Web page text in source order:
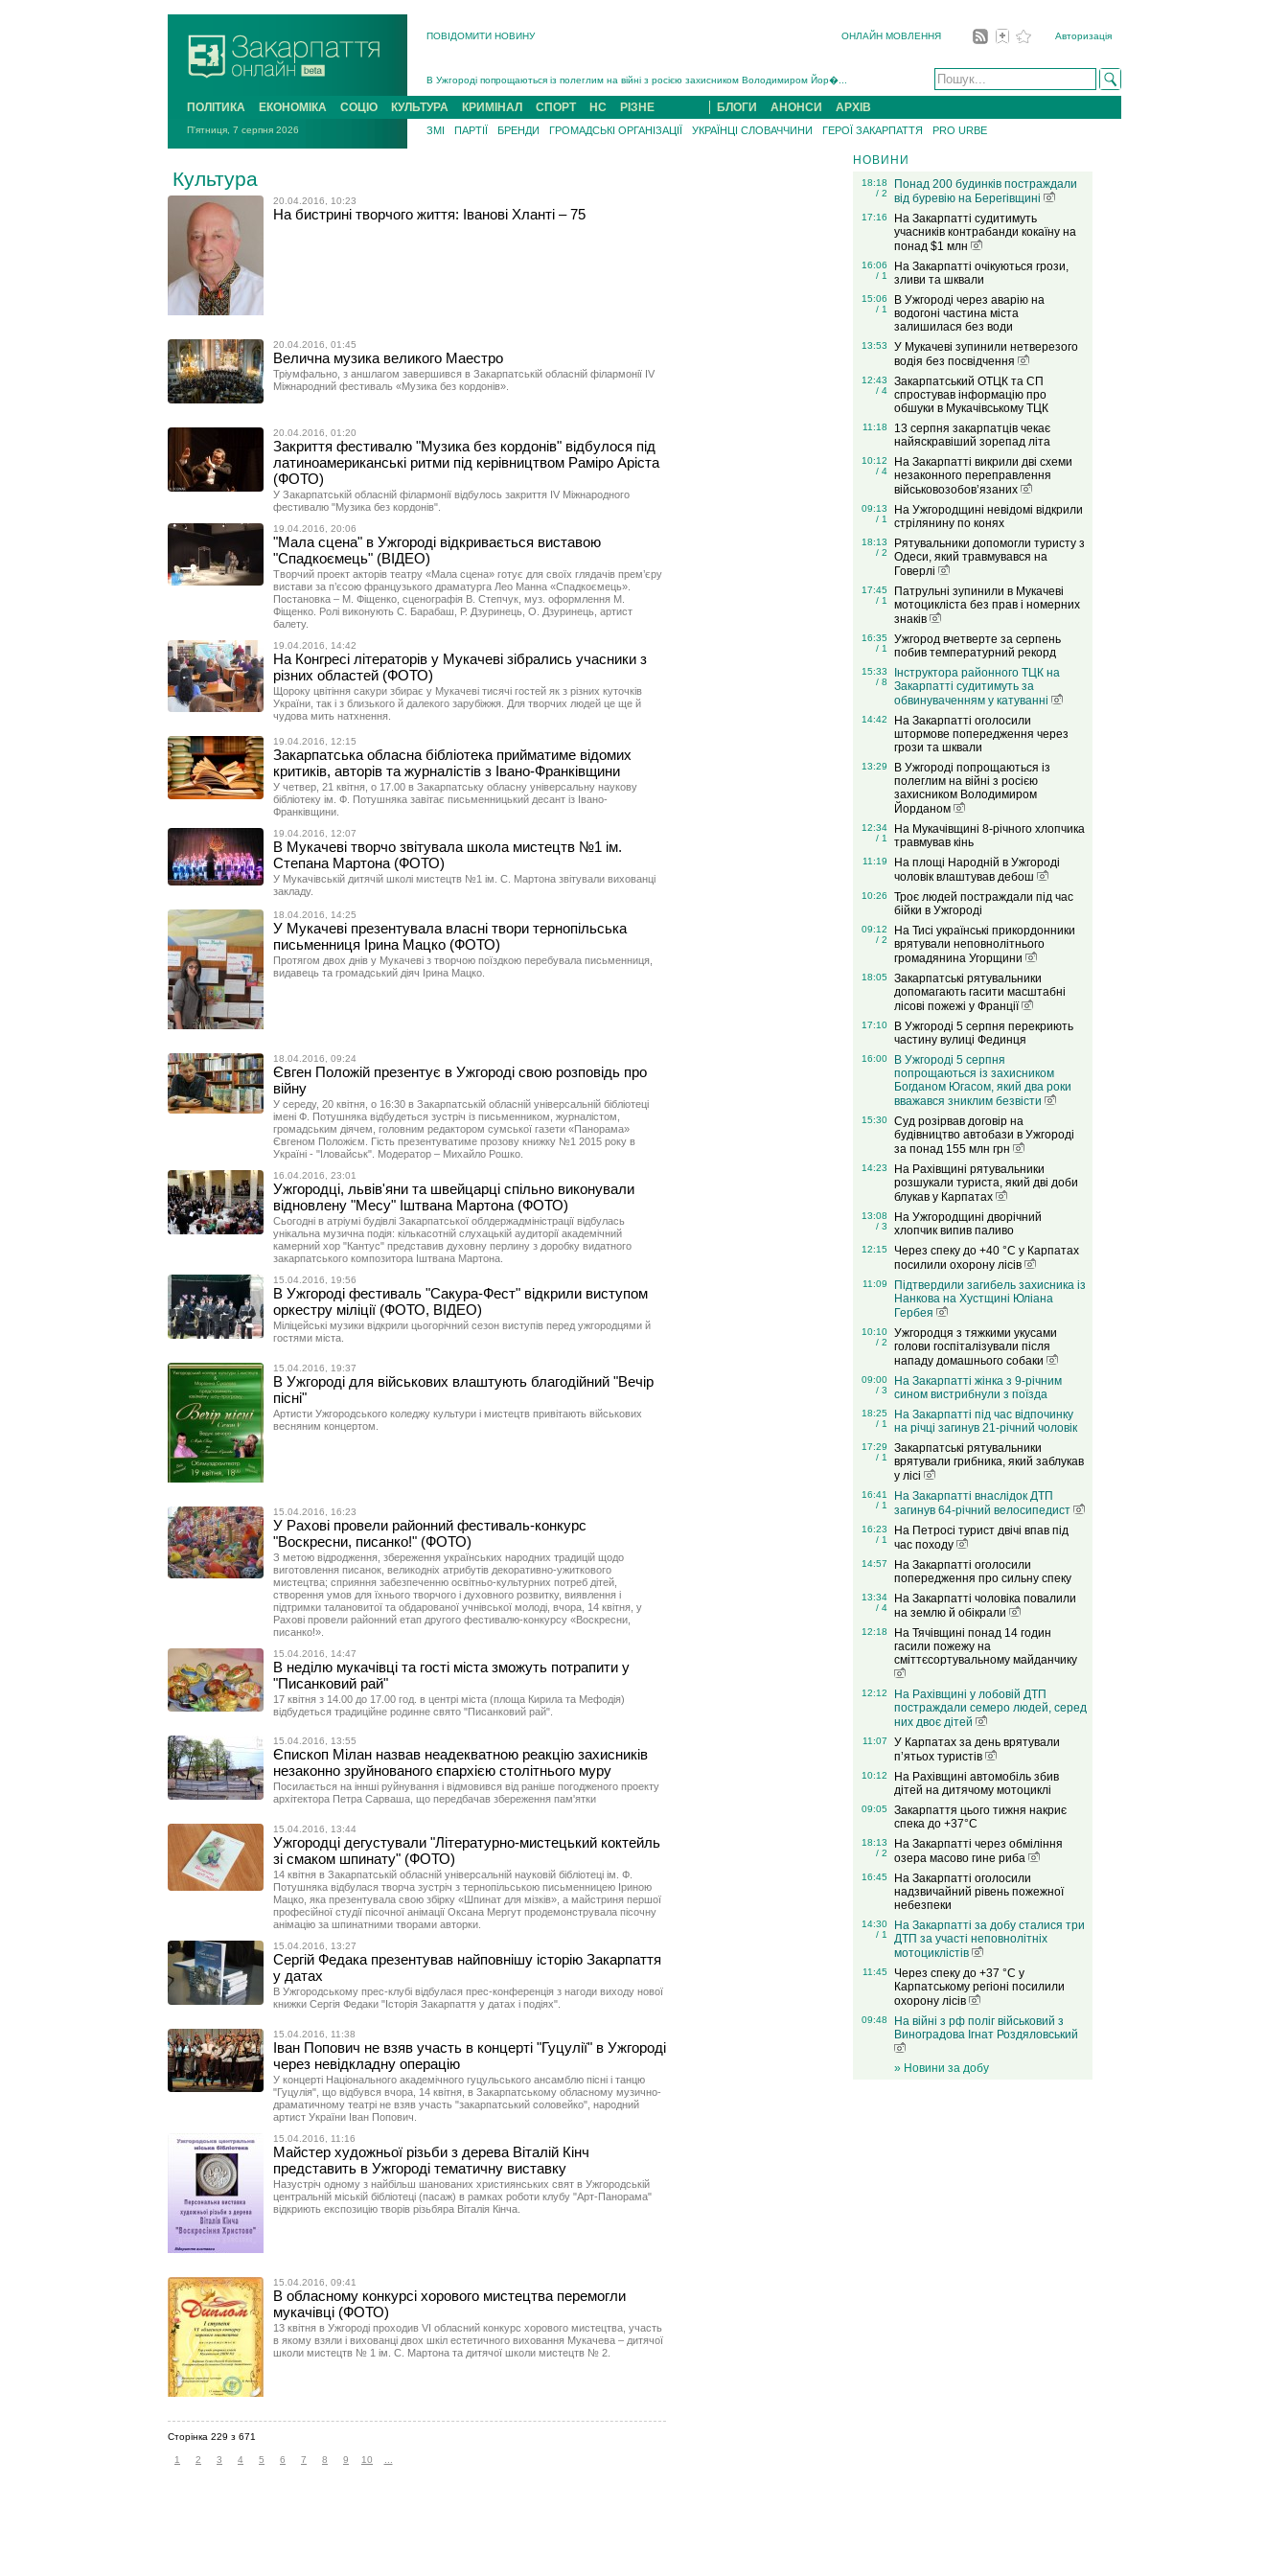
ПОВІДОМИТИ НОВИНУ ОНЛАЙН МОВЛЕННЯ Авторизація
В Ужгороді попрощаються із полеглим на війні з росією захисником Володимиром Йор�...
В Ужгороді 5 серпня попрощаються із захисником Богданом Югасом, який два роки �...
Підтвердили загибель захисника із Нанкова на Хустщині Юліана Гербея (ФОТО)[/gree...
На війні з рф поліг військовий з Виноградова Ігнат Роздяловський (ФОТО)...
ПОЛІТИКА ЕКОНОМІКА СОЦІО КУЛЬТУРА КРИМІНАЛ СПОРТ НС РІЗНЕ БЛОГИ АНОНСИ АРХІВ
П'ятниця, 7 серпня 2026 ЗМІ ПАРТІЇ БРЕНДИ ГРОМАДСЬКІ ОРГАНІЗАЦІЇ УКРАЇНЦІ СЛОВАЧЧИНИ ГЕРОЇ ЗАКАРПАТТЯ PRO URBE
Культура
20.04.2016, 10:23
На бистрині творчого життя: Іванові Хланті – 75
20.04.2016, 01:45
Велична музика великого Маестро
Тріумфально, з аншлагом завершився в Закарпатській обласній філармонії IV
Міжнародний фестиваль «Музика без кордонів».
20.04.2016, 01:20
Закриття фестивалю "Музика без кордонів" відбулося під
латиноамериканські ритми під керівництвом Раміро Аріста
(ФОТО)
У Закарпатській обласній філармонії відбулось закриття IV Міжнародного
фестивалю "Музика без кордонів".
19.04.2016, 20:06
"Мала сцена" в Ужгороді відкривається виставою
"Спадкоємець" (ВІДЕО)
Творчий проект акторів театру «Мала сцена» готує для своїх глядачів прем’єру
вистави за п’єсою французького драматурга Лео Манна «Спадкоємець».
Постановка – М. Фіщенко, сценографія В. Степчук, муз. оформлення М.
Фіщенко. Ролі виконують С. Барабаш, Р. Дзуринець, О. Дзуринець, артист
балету.
19.04.2016, 14:42
На Конгресі літераторів у Мукачеві зібрались учасники з
різних областей (ФОТО)
Щороку цвітіння сакури збирає у Мукачеві тисячі гостей як з різних куточків
України, так і з близького й далекого зарубіжжя. Для творчих людей це ще й
чудова мить натхнення.
19.04.2016, 12:15
Закарпатська обласна бібліотека прийматиме відомих
критиків, авторів та журналістів з Івано-Франківщини
У четвер, 21 квітня, о 17.00 в Закарпатську обласну універсальну наукову
бібліотеку ім. Ф. Потушняка завітає письменницький десант із Івано-
Франківщини.
19.04.2016, 12:07
В Мукачеві творчо звітувала школа мистецтв №1 ім.
Степана Мартона (ФОТО)
У Мукачівській дитячій школі мистецтв №1 ім. С. Мартона звітували вихованці
закладу.
18.04.2016, 14:25
У Мукачеві презентувала власні твори тернопільська
письменниця Ірина Мацко (ФОТО)
Протягом двох днів у Мукачеві з творчою поїздкою перебувала письменниця,
видавець та громадський діяч Ірина Мацко.
18.04.2016, 09:24
Євген Положій презентує в Ужгороді свою розповідь про
війну
У середу, 20 квітня, о 16:30 в Закарпатській обласній універсальній бібліотеці
імені Ф. Потушняка відбудеться зустріч із письменником, журналістом,
громадським діячем, головним редактором сумської газети «Панорама»
Євгеном Положієм. Гість презентуватиме прозову книжку №1 2015 року в
Україні - "Іловайськ". Модератор – Михайло Рошко.
16.04.2016, 23:01
Ужгородці, львів'яни та швейцарці спільно виконували
відновлену "Месу" Іштвана Мартона (ФОТО)
Сьогодні в атріумі будівлі Закарпатської облдержадміністрації відбулась
унікальна музична подія: кількасотній слухацькій аудиторії академічний
камерний хор "Кантус" представив духовну перлину з доробку видатного
закарпатського композитора Іштвана Мартона.
15.04.2016, 19:56
В Ужгороді фестиваль "Сакура-Фест" відкрили виступом
оркестру міліції (ФОТО, ВІДЕО)
Міліцейські музики відкрили цьогорічний сезон виступів перед ужгородцями й
гостями міста.
15.04.2016, 19:37
В Ужгороді для військових влаштують благодійний "Вечір
пісні"
Артисти Ужгородського коледжу культури і мистецтв привітають військових
весняним концертом.
15.04.2016, 16:23
У Рахові провели районний фестиваль-конкурс
"Воскресни, писанко!" (ФОТО)
З метою відродження, збереження українських народних традицій щодо
виготовлення писанок, великодніх атрибутів декоративно-ужиткового
мистецтва; сприяння забезпеченню освітньо-культурних потреб дітей,
створення умов для їхнього творчого і духовного розвитку, виявлення і
підтримки талановитої та обдарованої учнівської молоді, вчора, 14 квітня, у
Рахові провели районний етап другого фестивалю-конкурсу «Воскресни,
писанко!».
15.04.2016, 14:47
В неділю мукачівці та гості міста зможуть потрапити у
"Писанковий рай"
17 квітня з 14.00 до 17.00 год. в центрі міста (площа Кирила та Мефодія)
відбудеться традиційне родинне свято "Писанковий рай".
15.04.2016, 13:55
Єпископ Мілан назвав неадекватною реакцію захисників
незаконно зруйнованого єпархією столітнього муру
Посилається на іннші руйнування і відмовився від раніше погодженого проекту
архітектора Петра Сарваша, що передбачав збереження пам'ятки
15.04.2016, 13:44
Ужгородці дегустували "Літературно-мистецький коктейль
зі смаком шпинату" (ФОТО)
14 квітня в Закарпатській обласній універсальній науковій бібліотеці ім. Ф.
Потушняка відбулася творча зустріч з тернопільською письменницею Іриною
Мацко, яка презентувала свою збірку «Шпинат для мізків», а майстриня першої
професійної студії пісочної анімації Оксана Мергут продемонструвала пісочну
анімацію за шпинатними творами авторки.
15.04.2016, 13:27
Сергій Федака презентував найповнішу історію Закарпаття
у датах
В Ужгородському прес-клубі відбулася прес-конференція з нагоди виходу нової
книжки Сергія Федаки "Історія Закарпаття у датах і подіях".
15.04.2016, 11:38
Іван Попович не взяв участь в концерті "Гуцулії" в Ужгороді
через невідкладну операцію
У концерті Національного академічного гуцульського ансамблю пісні і танцю
"Гуцулія", що відбувся вчора, 14 квітня, в Закарпатському обласному музично-
драматичному театрі не взяв участь "закарпатський соловейко", народний
артист України Іван Попович.
15.04.2016, 11:16
Майстер художньої різьби з дерева Віталій Кінч
представить в Ужгороді тематичну виставку
Назустріч одному з найбільш шанованих християнських свят в Ужгородській
центральній міській бібліотеці (пасаж) в рамках роботи клубу "Арт-Панорама"
відкриють експозицію творів різьбяра Віталія Кінча.
15.04.2016, 09:41
В обласному конкурсі хорового мистецтва перемогли
мукачівці (ФОТО)
13 квітня в Ужгороді проходив VI обласний конкурс хорового мистецтва, участь
в якому взяли і вихованці двох шкіл естетичного виховання Мукачева – дитячої
школи мистецтв № 1 ім. С. Мартона та дитячої школи мистецтв № 2.
Сторінка 229 з 671
1 2 3 4 5 6 7 8 9 10
НОВИНИ
18:18
/ 2
Понад 200 будинків постраждали
від буревію на Берегівщині
17:16
На Закарпатті судитимуть
учасників контрабанди кокаїну на
понад $1 млн
16:06
/ 1
На Закарпатті очікуються грози,
зливи та шквали
15:06
/ 1
В Ужгороді через аварію на
водогоні частина міста
залишилася без води
13:53
У Мукачеві зупинили нетверезого
водія без посвідчення
12:43
/ 4
Закарпатський ОТЦК та СП
спростував інформацію про
обшуки в Мукачівському ТЦК
11:18
13 серпня закарпатців чекає
найяскравіший зорепад літа
10:12
/ 4
На Закарпатті викрили дві схеми
незаконного переправлення
військовозобов’язаних
09:13
/ 1
На Ужгородщині невідомі відкрили
стрілянину по конях
18:13
/ 2
Рятувальники допомогли туристу з
Одеси, який травмувався на
Говерлі
17:45
/ 1
Патрульні зупинили в Мукачеві
мотоцикліста без прав і номерних
знаків
16:35
/ 1
Ужгород вчетверте за серпень
побив температурний рекорд
15:33
/ 8
Інструктора районного ТЦК на
Закарпатті судитимуть за
обвинуваченням у катуванні
14:42
На Закарпатті оголосили
штормове попередження через
грози та шквали
13:29
В Ужгороді попрощаються із
полеглим на війні з росією
захисником Володимиром
Йорданом
12:34
/ 1
На Мукачівщині 8-річного хлопчика
травмував кінь
11:19
На площі Народній в Ужгороді
чоловік влаштував дебош
10:26
Троє людей постраждали під час
бійки в Ужгороді
09:12
/ 2
На Тисі українські прикордонники
врятували неповнолітнього
громадянина Угорщини
18:05
Закарпатські рятувальники
допомагають гасити масштабні
лісові пожежі у Франції
17:10
В Ужгороді 5 серпня перекриють
частину вулиці Фединця
16:00
В Ужгороді 5 серпня
попрощаються із захисником
Богданом Югасом, який два роки
вважався зниклим безвісти
15:30
Суд розірвав договір на
будівництво автобази в Ужгороді
за понад 155 млн грн
14:23
На Рахівщині рятувальники
розшукали туриста, який дві доби
блукав у Карпатах
13:08
/ 3
На Ужгородщині дворічний
хлопчик випив паливо
12:15
Через спеку до +40 °C у Карпатах
посилили охорону лісів
11:09
Підтвердили загибель захисника із
Нанкова на Хустщині Юліана
Гербея
10:10
/ 2
Ужгородця з тяжкими укусами
голови госпіталізували після
нападу домашнього собаки
09:00
/ 3
На Закарпатті жінка з 9-річним
сином вистрибнули з поїзда
18:25
/ 1
На Закарпатті під час відпочинку
на річці загинув 21-річний чоловік
17:29
/ 1
Закарпатські рятувальники
врятували грибника, який заблукав
у лісі
16:41
/ 1
На Закарпатті внаслідок ДТП
загинув 64-річний велосипедист
16:23
/ 1
На Петросі турист двічі впав під
час походу
14:57
На Закарпатті оголосили
попередження про сильну спеку
13:34
/ 4
На Закарпатті чоловіка повалили
на землю й обікрали
12:18
На Тячівщині понад 14 годин
гасили пожежу на
сміттєсортувальному майданчику
12:12
На Рахівщині у лобовій ДТП
постраждали семеро людей, серед
них двоє дітей
11:07
У Карпатах за день врятували
п’ятьох туристів
10:12
На Рахівщині автомобіль збив
дітей на дитячому мотоциклі
09:05
Закарпаття цього тижня накриє
спека до +37°C
18:13
/ 2
На Закарпатті через обміління
озера масово гине риба
16:45
На Закарпатті оголосили
надзвичайний рівень пожежної
небезпеки
14:30
/ 1
На Закарпатті за добу сталися три
ДТП за участі неповнолітніх
мотоциклістів
11:45
Через спеку до +37 °C у
Карпатському регіоні посилили
охорону лісів
09:48
На війні з рф поліг військовий з
Виноградова Ігнат Роздяловський
» Новини за добу